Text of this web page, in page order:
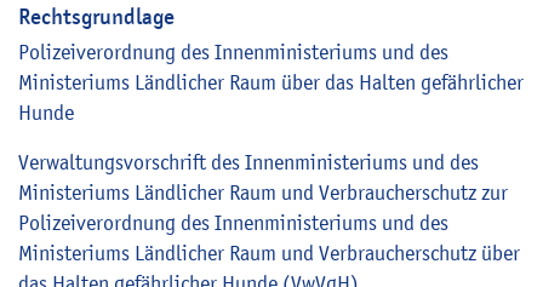
Rechtsgrundlage
Polizeiverordnung des Innenministeriums und des
Ministeriums Ländlicher Raum über das Halten gefährlicher
Hunde
Verwaltungsvorschrift des Innenministeriums und des
Ministeriums Ländlicher Raum und Verbraucherschutz zur
Polizeiverordnung des Innenministeriums und des
Ministeriums Ländlicher Raum und Verbraucherschutz über